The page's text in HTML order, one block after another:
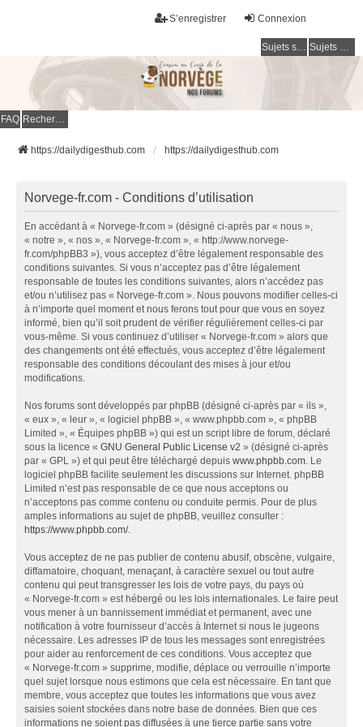
Connexion
S’enregistrer
Sujets sans réponse Sujets actifs
FAQ Rechercher
https://dailydigesthub.com https://dailydigesthub.com
Norvege-fr.com - Conditions d’utilisation
En accédant à « Norvege-fr.com » (désigné ci-après par « nous »,
« notre », « nos », « Norvege-fr.com », « http://www.norvege-
fr.com/phpBB3 »), vous acceptez d’être légalement responsable des
conditions suivantes. Si vous n’acceptez pas d’être légalement
responsable de toutes les conditions suivantes, alors n’accédez pas
et/ou n’utilisez pas « Norvege-fr.com ». Nous pouvons modifier celles-ci
à n’importe quel moment et nous ferons tout pour que vous en soyez
informé, bien qu’il soit prudent de vérifier régulièrement celles-ci par
vous-même. Si vous continuez d’utiliser « Norvege-fr.com » alors que
des changements ont été effectués, vous acceptez d’être légalement
responsable des conditions découlant des mises à jour et/ou
modifications.
Nos forums sont développés par phpBB (désigné ci-après par « ils »,
« eux », « leur », « logiciel phpBB », « www.phpbb.com », « phpBB
Limited », « Équipes phpBB ») qui est un script libre de forum, déclaré
sous la licence « GNU General Public License v2 » (désigné ci-après
par « GPL ») et qui peut être téléchargé depuis www.phpbb.com. Le
logiciel phpBB facilite seulement les discussions sur Internet. phpBB
Limited n’est pas responsable de ce que nous acceptons ou
n’acceptons pas comme contenu ou conduite permis. Pour de plus
amples informations au sujet de phpBB, veuillez consulter :
https://www.phpbb.com/.
Vous acceptez de ne pas publier de contenu abusif, obscène, vulgaire,
diffamatoire, choquant, menaçant, à caractère sexuel ou tout autre
contenu qui peut transgresser les lois de votre pays, du pays où
« Norvege-fr.com » est hébergé ou les lois internationales. Le faire peut
vous mener à un bannissement immédiat et permanent, avec une
notification à votre fournisseur d’accès à Internet si nous le jugeons
nécessaire. Les adresses IP de tous les messages sont enregistrées
pour aider au renforcement de ces conditions. Vous acceptez que
« Norvege-fr.com » supprime, modifie, déplace ou verrouille n’importe
quel sujet lorsque nous estimons que cela est nécessaire. En tant que
membre, vous acceptez que toutes les informations que vous avez
saisies soient stockées dans notre base de données. Bien que ces
informations ne soient pas diffusées à une tierce partie sans votre